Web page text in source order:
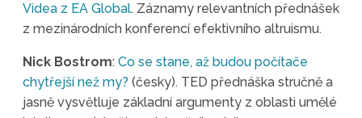
Videa z EA Global. Záznamy relevantních přednášek
z mezinárodních konferencí efektivního altruismu.
Nick Bostrom: Co se stane, až budou počítače
chytřejší než my? (česky). TED přednáška stručně a
jasně vysvětluje základní argumenty z oblasti umělé